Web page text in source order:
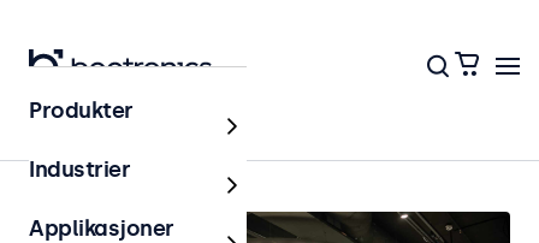
Hjem
Produkter
Industrier
Applikasjoner